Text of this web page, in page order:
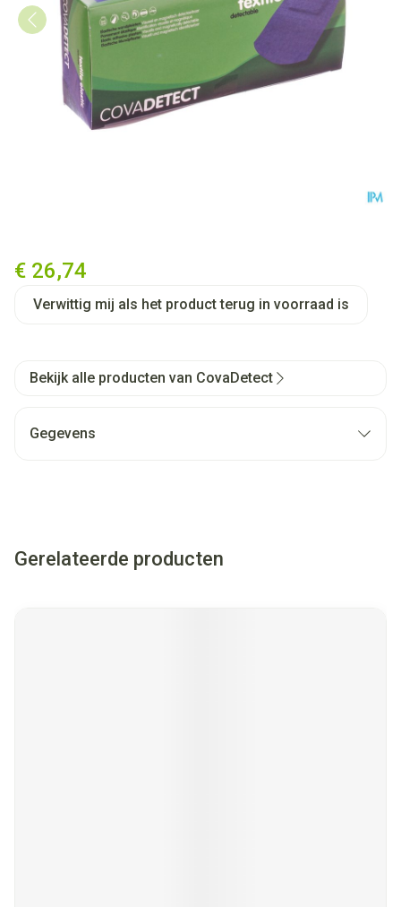
€ 26,74
Verwittig mij als het product terug in voorraad is
Bekijk alle producten van CovaDetect
Gegevens
Gerelateerde producten